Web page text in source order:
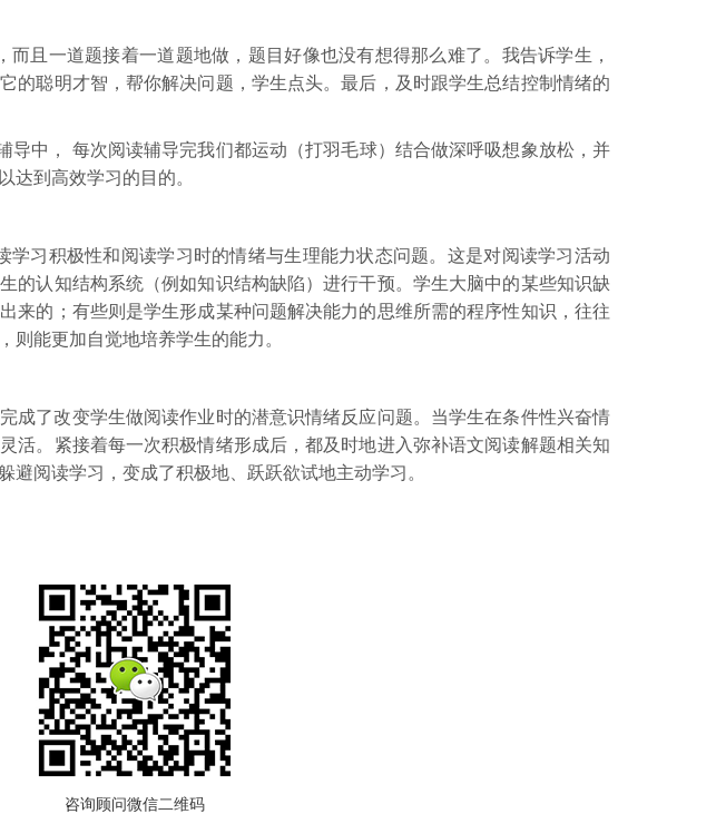
且一道题接着一道题地做，题目好像也没有想得那么难了。我告诉学生，
的聪明才智，帮你解决问题，学生点头。最后，及时跟学生总结控制情绪的
导中，
每次阅读辅导完我们都运动（打羽毛球）结合做深呼吸想象放松，并
达到高效学习的目的。
学习积极性和阅读学习时的情绪与生理能力状态问题。这是对阅读学习活动
的认知结构系统（例如知识结构缺陷）进行干预。学生大脑中的某些知识缺
来的；有些则是学生形成某种问题解决能力的思维所需的程序性知识，往往
则能更加自觉地培养学生的能力。
成了改变学生做阅读作业时的潜意识情绪反应问题。当学生在条件性兴奋情
活。紧接着每一次积极情绪形成后，都及时地进入弥补语文阅读解题相关知
阅读学习，变成了积极地、跃跃欲试地主动学习。
咨询顾问微信二维码